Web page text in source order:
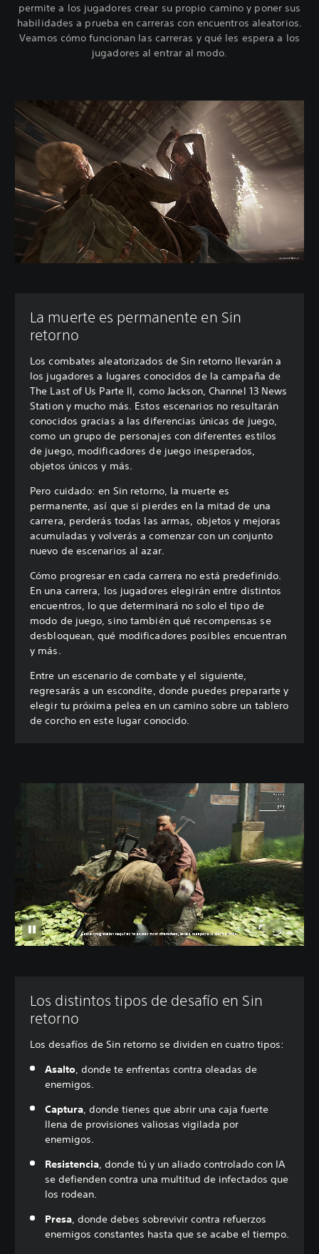
permite a los jugadores crear su propio camino y poner sus
habilidades a prueba en carreras con encuentros aleatorios.
Veamos cómo funcionan las carreras y qué les espera a los
jugadores al entrar al modo.
La muerte es permanente en Sin
retorno
Los combates aleatorizados de Sin retorno llevarán a
los jugadores a lugares conocidos de la campaña de
The Last of Us Parte II, como Jackson, Channel 13 News
Station y mucho más. Estos escenarios no resultarán
conocidos gracias a las diferencias únicas de juego,
como un grupo de personajes con diferentes estilos
de juego, modificadores de juego inesperados,
objetos únicos y más.
Pero cuidado: en Sin retorno, la muerte es
permanente, así que si pierdes en la mitad de una
carrera, perderás todas las armas, objetos y mejoras
acumuladas y volverás a comenzar con un conjunto
nuevo de escenarios al azar.
Cómo progresar en cada carrera no está predefinido.
En una carrera, los jugadores elegirán entre distintos
encuentros, lo que determinará no solo el tipo de
modo de juego, sino también qué recompensas se
desbloquean, qué modificadores posibles encuentran
y más.
Entre un escenario de combate y el siguiente,
regresarás a un escondite, donde puedes prepararte y
elegir tu próxima pelea en un camino sobre un tablero
de corcho en este lugar conocido.
Los distintos tipos de desafío en Sin
retorno
Los desafíos de Sin retorno se dividen en cuatro tipos:
Asalto, donde te enfrentas contra oleadas de
enemigos.
Captura, donde tienes que abrir una caja fuerte
llena de provisiones valiosas vigilada por
enemigos.
Resistencia, donde tú y un aliado controlado con IA
se defienden contra una multitud de infectados que
los rodean.
Presa, donde debes sobrevivir contra refuerzos
enemigos constantes hasta que se acabe el tiempo.